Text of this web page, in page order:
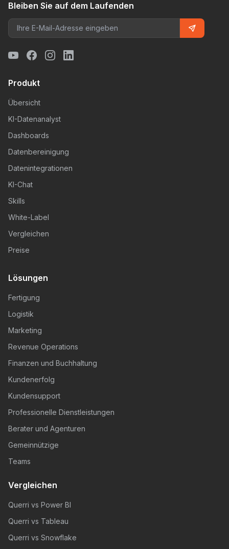
Bleiben Sie auf dem Laufenden
Produkt
Übersicht
KI-Datenanalyst
Dashboards
Datenbereinigung
Datenintegrationen
KI-Chat
Skills
White-Label
Vergleichen
Preise
Lösungen
Fertigung
Logistik
Marketing
Revenue Operations
Finanzen und Buchhaltung
Kundenerfolg
Kundensupport
Professionelle Dienstleistungen
Berater und Agenturen
Gemeinnützige
Teams
Vergleichen
Querri vs Power BI
Querri vs Tableau
Querri vs Snowflake